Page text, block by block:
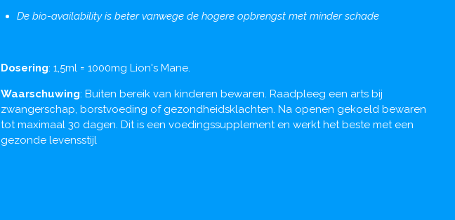
De bio-availability is beter vanwege de hogere opbrengst met minder schade
Dosering: 1,5ml = 1000mg Lion's Mane.
Waarschuwing: Buiten bereik van kinderen bewaren. Raadpleeg een arts bij
zwangerschap, borstvoeding of gezondheidsklachten. Na openen gekoeld bewaren
tot maximaal 30 dagen. Dit is een voedingssupplement en werkt het beste met een
gezonde levensstijl